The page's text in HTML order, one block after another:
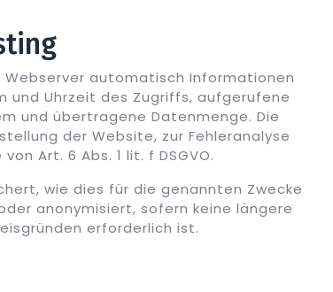
Webserver automatisch Informationen
und Uhrzeit des Zugriffs, aufgerufene
und übertragene Datenmenge. Die
der Website, zur Fehleranalyse
Art. 6 Abs. 1 lit. f DSGVO.
wie dies für die genannten Zwecke
anonymisiert, sofern keine längere
erforderlich ist.